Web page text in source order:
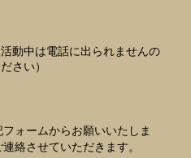
動中は電話に出られませんの
さい）
ォームからお願いいたしま
絡させていただきます。